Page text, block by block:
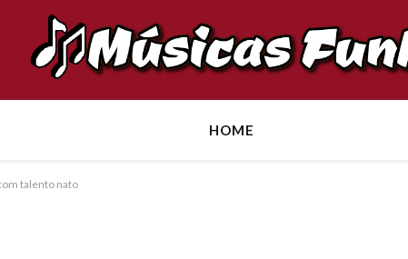
HOME
talento nato